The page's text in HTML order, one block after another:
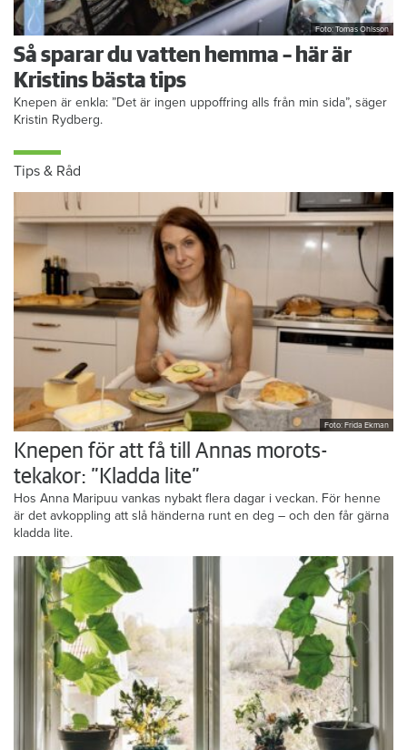
Foto: Tomas Ohlsson
Så sparar du vatten hemma – här är
Kristins bästa tips
Knepen är enkla: ”Det är ingen uppoffring alls från min sida”, säger
Kristin Rydberg.
Tips & Råd
Foto: Frida Ekman
Knepen för att få till Annas morots-
tekakor: ”Kladda lite”
Hos Anna Maripuu vankas nybakt flera dagar i veckan. För henne
är det avkoppling att slå händerna runt en deg – och den får gärna
kladda lite.